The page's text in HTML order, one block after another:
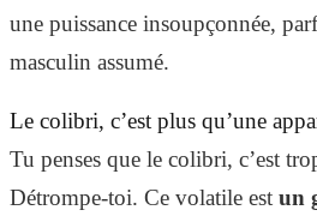
une puissance insoupçonnée,
masculin assumé.
Le colibri, c’est plus qu’une
Tu penses que le colibri, c’est
Détrompe-toi. Ce volatile est un